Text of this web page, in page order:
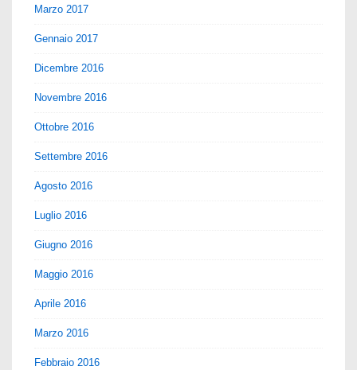
Marzo 2017
Gennaio 2017
Dicembre 2016
Novembre 2016
Ottobre 2016
Settembre 2016
Agosto 2016
Luglio 2016
Giugno 2016
Maggio 2016
Aprile 2016
Marzo 2016
Febbraio 2016